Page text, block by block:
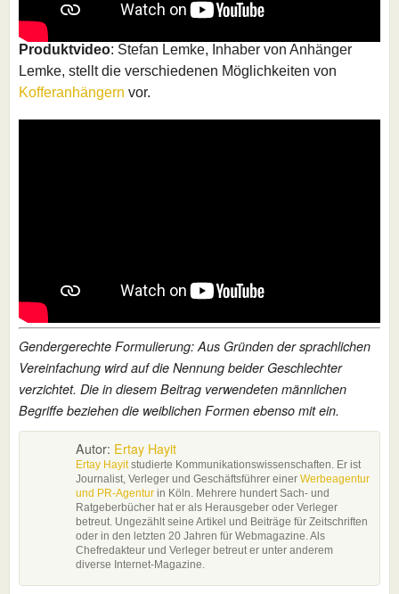
Produktvideo: Stefan Lemke, Inhaber von Anhänger
Lemke, stellt die verschiedenen Möglichkeiten von
Kofferanhängern vor.
Gendergerechte Formulierung: Aus Gründen der sprachlichen
Vereinfachung wird auf die Nennung beider Geschlechter
verzichtet. Die in diesem Beitrag verwendeten männlichen
Begriffe beziehen die weiblichen Formen ebenso mit ein.
Autor: Ertay Hayit
Ertay Hayitstudierte Kommunikationswissenschaften. Er ist
Journalist, Verleger und Geschäftsführer einer Werbeagentur
und PR-Agentur in Köln. Mehrere hundert Sach- und
Ratgeberbücher hat er als Herausgeber oder Verleger
betreut. Ungezählt seine Artikel und Beiträge für Zeitschriften
oder in den letzten 20 Jahren für Webmagazine. Als
Chefredakteur und Verleger betreut er unter anderem
diverse Internet-Magazine.